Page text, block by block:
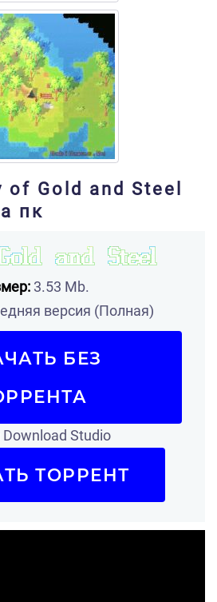
of Gold and Steel
пк
3.53 Mb.
версия (Полная)
БЕЗ
Studio
ТОРРЕНТ